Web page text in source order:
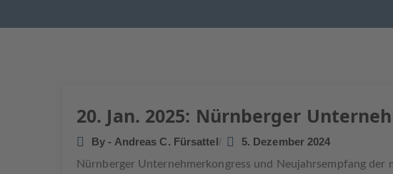
20. Jan. 2025: Nürnberger
By - Andreas C. Fürsattel 5. Dezember 2024
Nürnberger Unternehmerkongress und Neujahrsempfang